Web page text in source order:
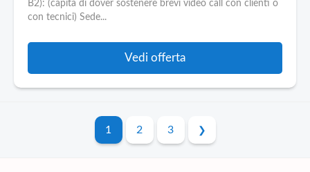
B2): (capita di dover sostenere brevi video call con clienti o
con tecnici) Sede...
Vedi offerta
1 2 3